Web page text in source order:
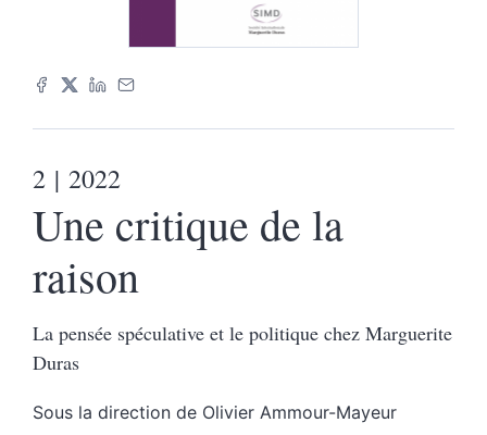
2 | 2022
Une critique de la
raison
La pensée spéculative et le politique chez Marguerite
Duras
Sous la direction de Olivier Ammour-Mayeur